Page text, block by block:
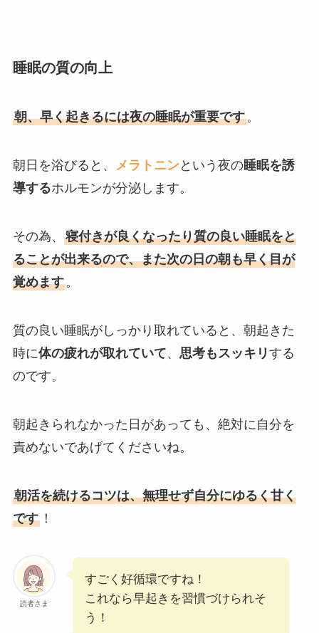
睡眠の質の向上
朝、早く起きるには夜の睡眠が重要です。
朝日を浴びると、 メラトニン という夜の睡眠を誘
導するホルモンが分泌します。
その為、 寝付きが良くなったり質の良い睡眠をと
ることが出来るので、また次の日の朝も早く目が
覚めます。
質の良い睡眠がしっかり取れていると、朝起きた
時に体の疲れが取れていて、 思考もスッキリ する
のです。
朝起きられなかった日があっても、絶対に自分を
責めないであげてくださいね。
朝活を続けるコツは、無理せず自分にゆるく甘く
です！
読者さま
すごく好循環ですね！
これなら早起きを習慣づけられそ
う！